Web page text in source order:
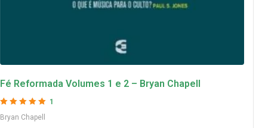
Fé Reformada Volumes 1 e 2 – Bryan Chapell
1
Bryan Chapell